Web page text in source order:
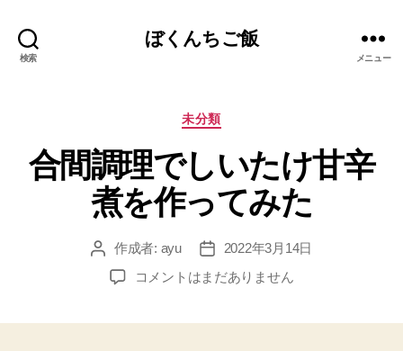
検索
ぼくんちご飯
メニュー
カ
リ
ー
未分類
合間調理でしいたけ甘辛
煮を作ってみた
投
稿
作成者: ayu
投
稿
日
2022年3月14日
合
コメントはまだありません